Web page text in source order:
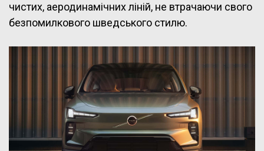
чистих, аеродинамічних ліній, не втрачаючи свого
безпомилкового шведського стилю.